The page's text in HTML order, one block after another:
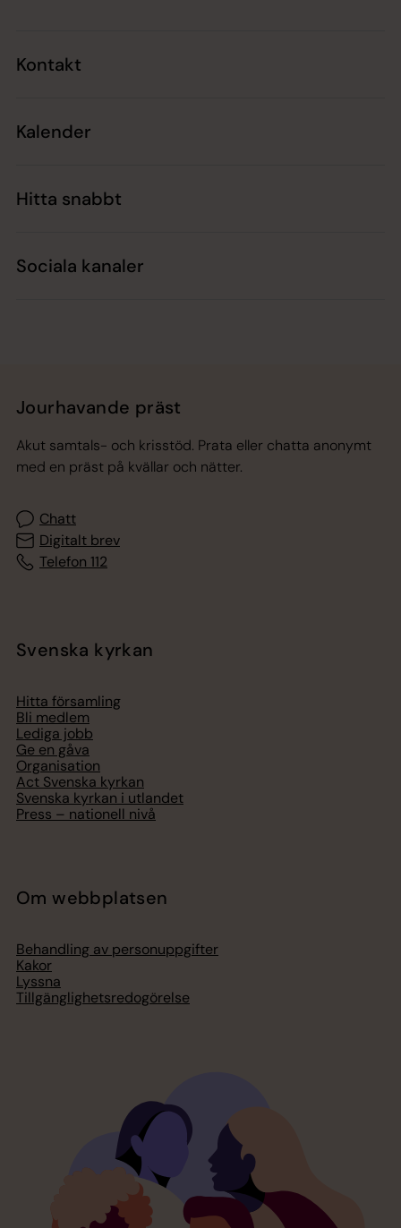
Kontakt
Kalender
Hitta snabbt
Sociala kanaler
Jourhavande präst
Akut samtals- och krisstöd. Prata eller chatta anonymt
med en präst på kvällar och nätter.
Chatt
Digitalt brev
Telefon 112
Svenska kyrkan
Hitta församling
Bli medlem
Lediga jobb
Ge en gåva
Organisation
Act Svenska kyrkan
Svenska kyrkan i utlandet
Press – nationell nivå
Om webbplatsen
Behandling av personuppgifter
Kakor
Lyssna
Tillgänglighetsredogörelse